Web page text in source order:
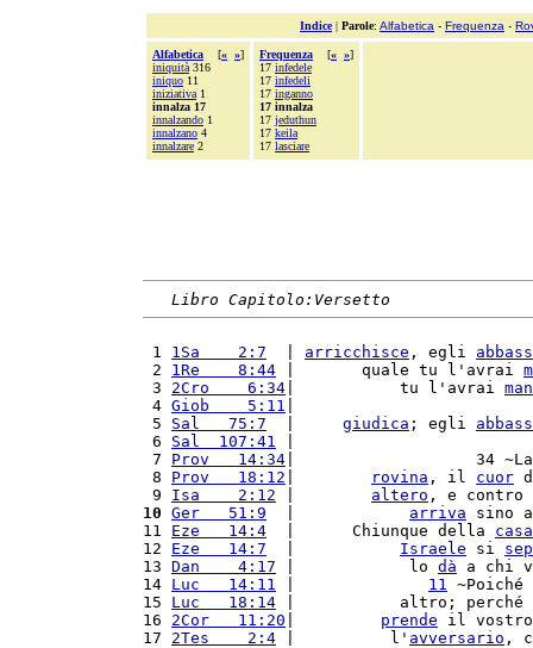
Indice| Parole: Alfabetica - Frequenza -
Alfabetica [« »]
iniquità 316
iniquo 11
iniziativa 1
innalza 17
innalzando 1
innalzano 4
innalzare 2
Frequenza [« »]
17 infedele
17 infedeli
17 inganno
17 innalza
17 jeduthun
17 keila
17 lasciare
Libro Capitolo:Versetto
1 1Sa    2:7 arricchisce , egli
2 1Re    8:44 |       quale tu l'avrai
3 2Cro    6:34 |           tu l'avrai
4 Giob    5:11
5 Sal   75:7 giudica ; egli
6 Sal  107:41
7 Prov   14:34 |                   34
8 Prov   18:12 rovina , il cuor
9 Isa    2:12 altero , e contro
10 Ger   51:9 arriva sino
11 Eze   14:4
  |      Chiunque della
casa
12 Eze   14:7 Israele si
13 Dan    4:17 |            lo dà a chi
14 Luc   14:11 11
15 Luc   18:14 |           altro; perché
16 2Cor   11:20 prende il
17 2Tes    2:4 |          l' avversario ,